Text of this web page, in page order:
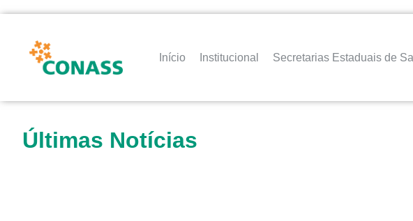
Início Institucional Secretarias Estaduais de
Últimas Notícias